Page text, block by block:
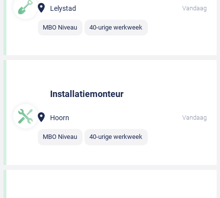
Lelystad Vandaag
MBO Niveau 40-urige werkweek
Installatiemonteur
Hoorn Vandaag
MBO Niveau 40-urige werkweek